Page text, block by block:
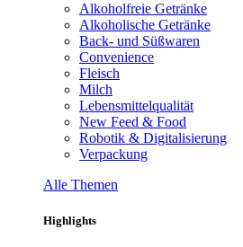
Alkoholfreie Getränke
Alkoholische Getränke
Back- und Süßwaren
Convenience
Fleisch
Milch
Lebensmittelqualität
New Feed & Food
Robotik & Digitalisierung
Verpackung
Alle Themen
Highlights